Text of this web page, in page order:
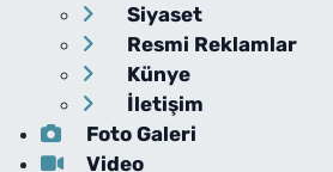
Siyaset
Resmi Reklamlar
Künye
İletişim
Foto Galeri
Video